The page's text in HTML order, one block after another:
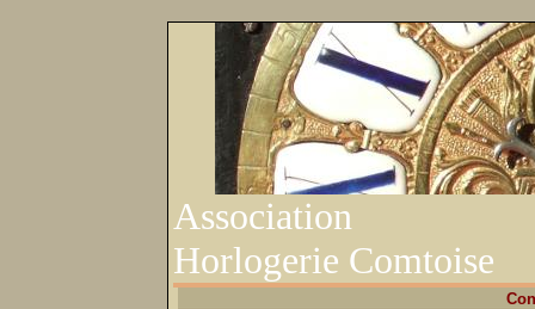
Association
Horlogerie Comtoise